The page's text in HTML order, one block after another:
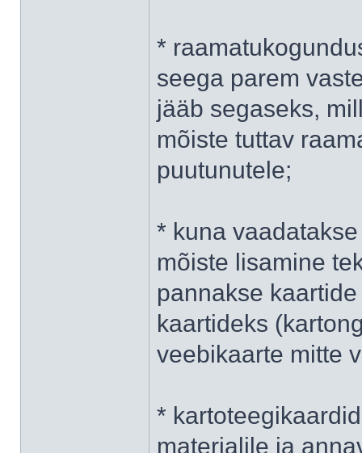
*
seega parem
jääb segaseks,
mõiste tuttav
puutunutele;
* kuna
mõiste lisamine
pannakse
kaartideks
veebikaarte mitte
*
materjalile ja